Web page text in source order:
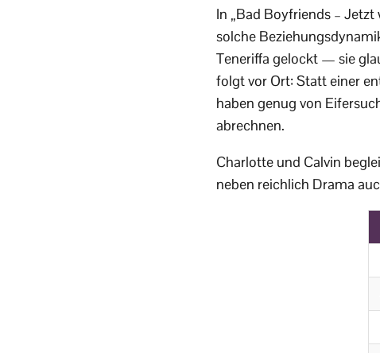
In „Bad Boyfriends –
solche
Teneriffa gelockt — sie
folgt vor Ort: Statt einer
haben genug von
abrechnen.
Charlotte und Calvin
neben reichlich Drama